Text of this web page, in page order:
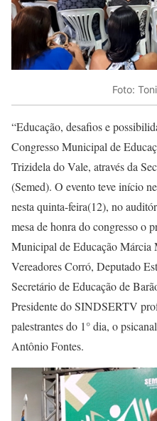
Foto:
“Educação, desafios e
Congresso Municipal de
Trizidela do Vale, através da
(Semed). O evento teve início
nesta quinta-feira(12), no
mesa de honra do congresso o
Municipal de Educação Márcia
Vereadores Corró, Deputado
Secretário de Educação de
Presidente do SINDSERTV
palestrantes do 1° dia, o
Antônio Fontes.